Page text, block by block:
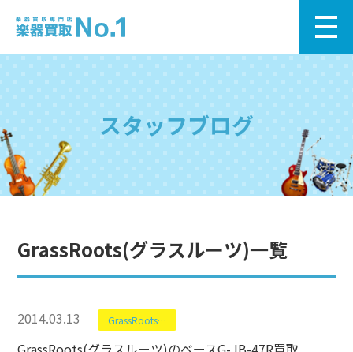
スタッフブログ
GrassRoots(グラスルーツ)一覧
2014.03.13 GrassRoots(グラスルーツ)